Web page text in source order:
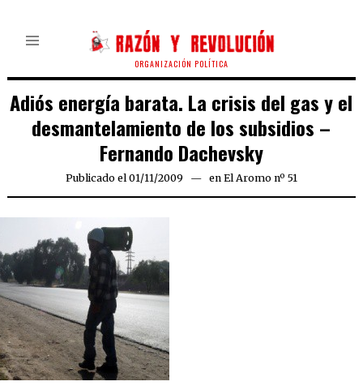
ORGANIZACIÓN POLÍTICA
Adiós energía barata. La crisis del gas y el
desmantelamiento de los subsidios –
Fernando Dachevsky
Publicado el 01/11/200925/03/2020
en El Aromo nº 51